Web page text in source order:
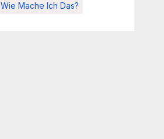
Wie Mache Ich Das?